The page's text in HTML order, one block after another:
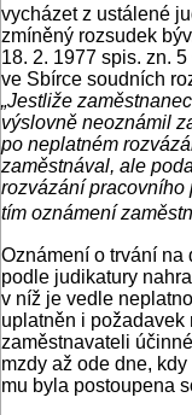
vycházet z ustálené
zmíněný rozsudek
18. 2. 1977 spis. zn.
ve Sbírce soudních
„Jestliže
výslovně neoznámil
po neplatném
zaměstnával, ale
rozvázání pracovního
tím oznámení
Oznámení o trvání na
podle judikatury
v níž je vedle
uplatněn i požadavek
zaměstnavateli
mzdy až ode dne,
mu byla postoupena